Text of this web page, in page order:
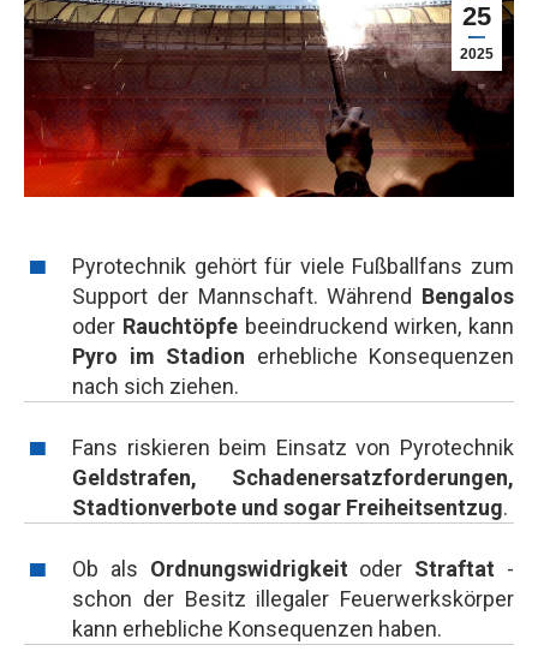
25
2025
Pyrotechnik gehört für viele Fußballfans zum
Support der Mannschaft. Während Bengalos
oder Rauchtöpfebeeindruckend wirken, kann
Pyro im Stadion erhebliche Konsequenzen
nach sich ziehen.
Fans riskieren beim Einsatz von Pyrotechnik
Geldstrafen, Schadenersatzforderungen,
Stadtionverbote und sogar Freiheitsentzug.
Ob als Ordnungswidrigkeit oder Straftat -
schon der Besitz illegaler Feuerwerkskörper
kann erhebliche Konsequenzen haben.